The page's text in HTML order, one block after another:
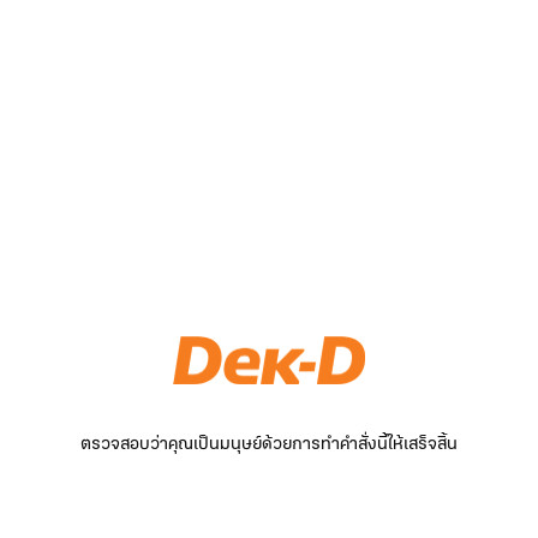
ตรวจสอบว่าคุณเป็นมนุษย์ด้วยการทำคำสั่งนี้ให้เสร็จสิ้น